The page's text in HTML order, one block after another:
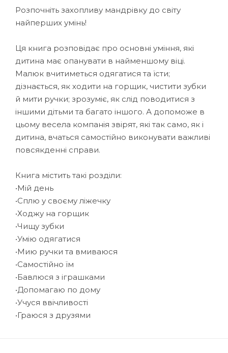
Розпочніть захопливу мандрівку до світу
найперших умінь!
Ця книга розповідає про основні уміння, які
дитина має опанувати в найменшому віці.
Малюк вчитиметься одягатися та їсти;
дізнається, як ходити на горщик, чистити зубки
й мити ручки; зрозуміє, як слід поводитися з
іншими дітьми та багато іншого. А допоможе в
цьому весела компанія звірят, які так само, як і
дитина, вчаться самостійно виконувати важливі
повсякденні справи.
Книга містить такі розділи:
•Мій день
•Сплю у своєму ліжечку
•Ходжу на горщик
•Чищу зубки
•Умію одягатися
•Мию ручки та вмиваюся
•Самостійно їм
•Бавлюся з іграшками
•Допомагаю по дому
•Учуся ввічливості
•Граюся з друзями